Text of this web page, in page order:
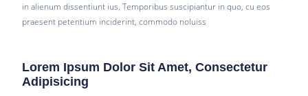
in alienum dissentiunt ius. Temporibus suscipiantur in quo, cu eos
praesent petentium inciderint, commodo noluiss
Lorem Ipsum Dolor Sit Amet, Consectetur
Adipisicing